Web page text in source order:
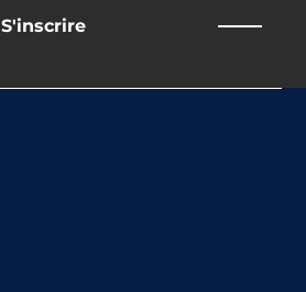
S'inscrire